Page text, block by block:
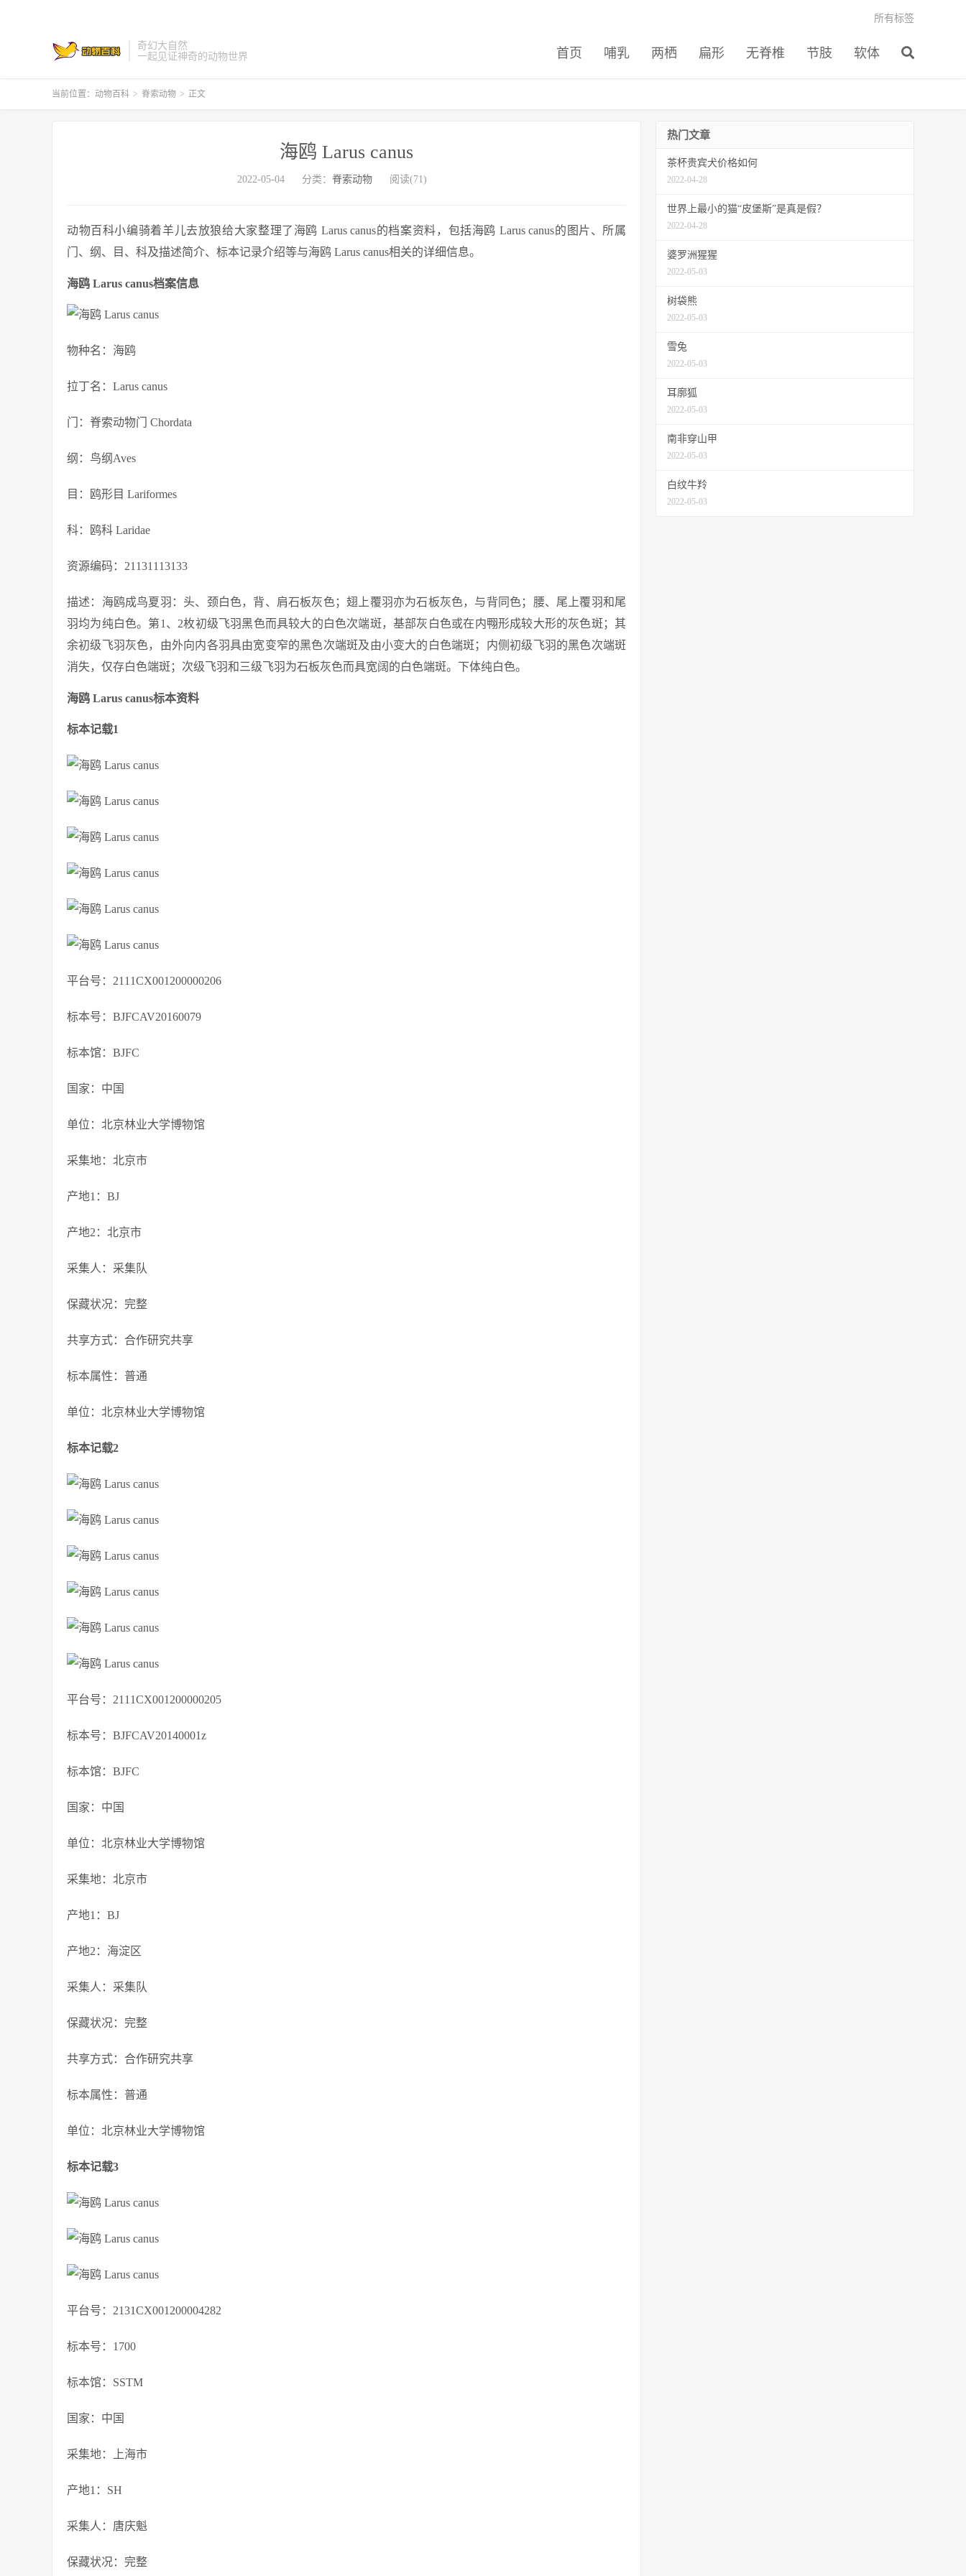
奇幻大自然
一起见证神奇的动物世界
首页 哺乳 两栖 扁形 无脊椎 节肢 软体
所有标签
当前位置： 动物百科 > 脊索动物 > 正文
海鸥 Larus canus
2022-05-04 分类： 脊索动物 阅读(71)
动物百科小编骑着羊儿去放狼给大家整理了海鸥 Larus canus的档案资料，包括海鸥 Larus canus的图片、所属
门、纲、目、科及描述简介、标本记录介绍等与海鸥 Larus canus相关的详细信息。
海鸥 Larus canus档案信息
物种名：海鸥
拉丁名：Larus canus
门：脊索动物门 Chordata
纲：鸟纲Aves
目：鸥形目 Lariformes
科：鸥科 Laridae
资源编码：21131113133
描述：海鸥成鸟夏羽：头、颈白色，背、肩石板灰色；翅上覆羽亦为石板灰色，与背同色；腰、尾上覆羽和尾
羽均为纯白色。第1、2枚初级飞羽黑色而具较大的白色次端斑，基部灰白色或在内翈形成较大形的灰色斑；其
余初级飞羽灰色，由外向内各羽具由宽变窄的黑色次端斑及由小变大的白色端斑；内侧初级飞羽的黑色次端斑
消失，仅存白色端斑；次级飞羽和三级飞羽为石板灰色而具宽阔的白色端斑。下体纯白色。
海鸥 Larus canus标本资料
标本记载1
平台号：2111CX001200000206
标本号：BJFCAV20160079
标本馆：BJFC
国家：中国
单位：北京林业大学博物馆
采集地：北京市
产地1：BJ
产地2：北京市
采集人：采集队
保藏状况：完整
共享方式：合作研究共享
标本属性：普通
单位：北京林业大学博物馆
标本记载2
平台号：2111CX001200000205
标本号：BJFCAV20140001z
标本馆：BJFC
国家：中国
单位：北京林业大学博物馆
采集地：北京市
产地1：BJ
产地2：海淀区
采集人：采集队
保藏状况：完整
共享方式：合作研究共享
标本属性：普通
单位：北京林业大学博物馆
标本记载3
平台号：2131CX001200004282
标本号：1700
标本馆：SSTM
国家：中国
采集地：上海市
产地1：SH
采集人：唐庆魁
保藏状况：完整
热门文章
茶杯贵宾犬价格如何
2022-04-28
世界上最小的猫“皮堡斯”是真是假？
2022-04-28
婆罗洲猩猩
2022-05-03
树袋熊
2022-05-03
雪兔
2022-05-03
耳廓狐
2022-05-03
南非穿山甲
2022-05-03
白纹牛羚
2022-05-03